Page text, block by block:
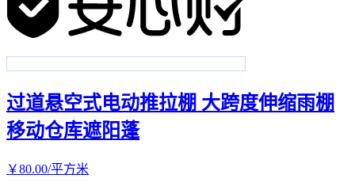
过道悬空式电动推拉棚 大跨度伸缩雨棚
移动仓库遮阳蓬
￥80.00/平方米